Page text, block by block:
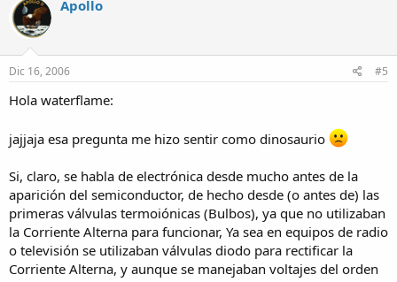
Apollo
Dic 16, 2006 #5
Hola waterflame:
jajjaja esa pregunta me hizo sentir como dinosaurio
Si, claro, se habla de electrónica desde mucho antes de la
aparición del semiconductor, de hecho desde (o antes de) las
primeras válvulas termoiónicas (Bulbos), ya que no utilizaban
la Corriente Alterna para funcionar, Ya sea en equipos de radio
o televisión se utilizaban válvulas diodo para rectificar la
Corriente Alterna, y aunque se manejaban voltajes del orden